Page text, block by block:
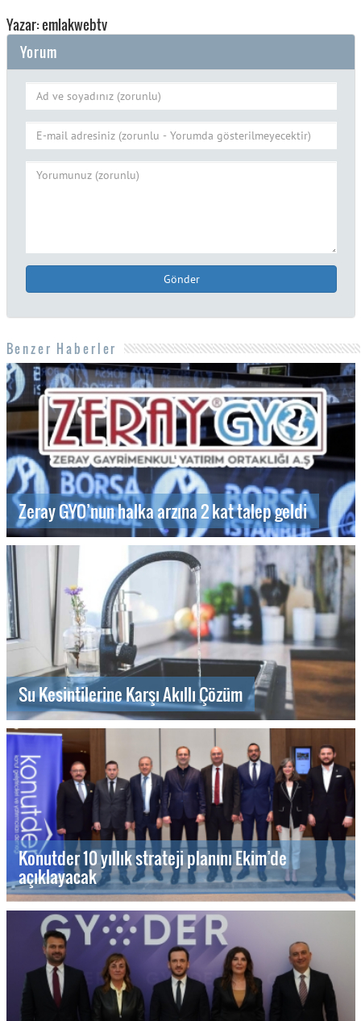
Yazar: emlakwebtv
Yorum
Gönder
Benzer Haberler
Zeray GYO’nun halka arzına 2 kat talep geldi
Su Kesintilerine Karşı Akıllı Çözüm
Konutder 10 yıllık strateji planını Ekim’de
açıklayacak